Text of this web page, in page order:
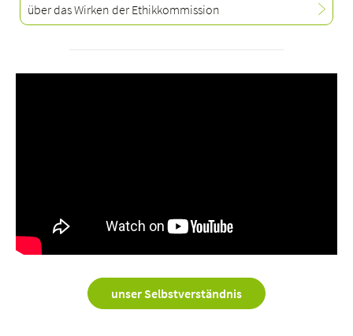
über das Wirken der Ethikkommission
unser Selbstverständnis